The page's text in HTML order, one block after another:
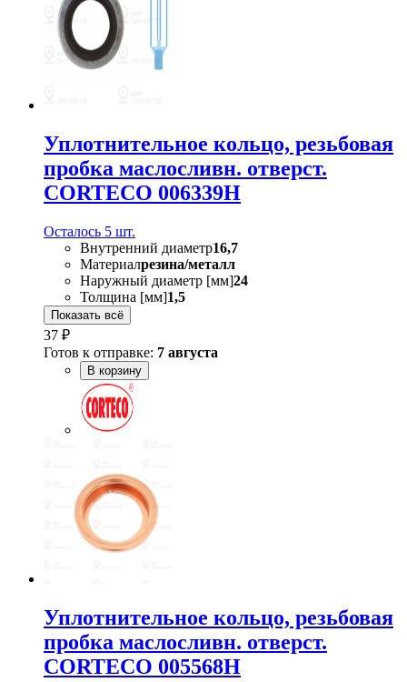
Уплотнительное кольцо, резьбовая
пробка маслосливн. отверст.
CORTECO 006339H
Осталось 5 шт.
Внутренний диаметр16,7
Материалрезина/металл
Наружный диаметр [мм]24
Толщина [мм]1,5
Показать всё
37 ₽
Готов к отправке: 7 августа
В корзину
Уплотнительное кольцо, резьбовая
пробка маслосливн. отверст.
CORTECO 005568H